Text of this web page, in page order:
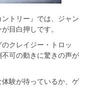
トリー』では、ジャン
目白押しです。
クレイジー・トロッ
可の動きに驚きの声が
験が待っているか、ゲ